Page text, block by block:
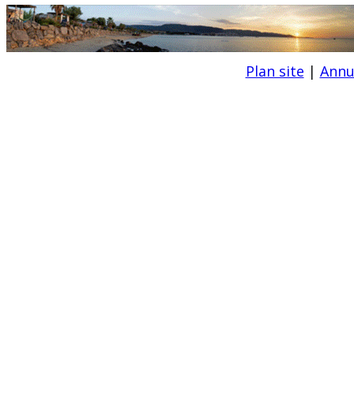
Plan site |